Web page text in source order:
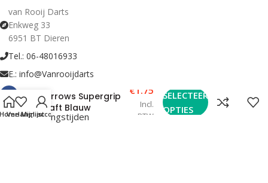
van Rooij Darts
Enkweg 33
6951 BT Dieren
Tel.: 06-48016933
E.: info@Vanrooijdarts
Bekijk Openingstijden
Harrows Supergrip
Shaft Blauw
€ 1.75
Incl.
BTW
SELECTEER
OPTIES
Verlanglijst
Mijn account